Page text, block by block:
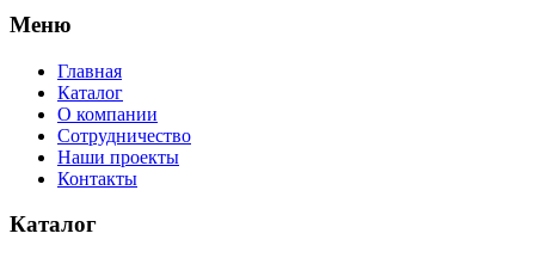
Меню
Главная
Каталог
О компании
Сотрудничество
Наши проекты
Контакты
Каталог